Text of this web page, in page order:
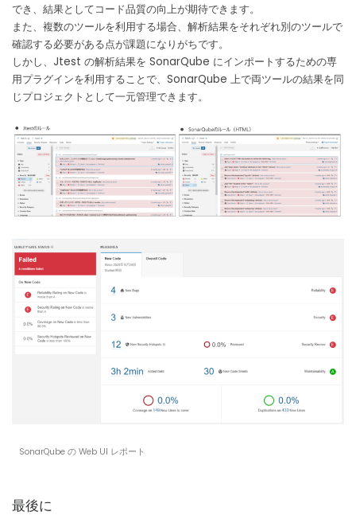
でき、結果としてコード品質の向上が期待できます。
また、複数のツールを利用する場合、解析結果をそれぞれ別のツールで
確認する必要がある点が課題になりがちです。
しかし、Jtest の解析結果を SonarQube にインポートするための専
用プラグインを利用することで、SonarQube 上で両ツールの結果を同
じプロジェクトとして一元管理できます。
SonarQube の Web UI レポート
最後に